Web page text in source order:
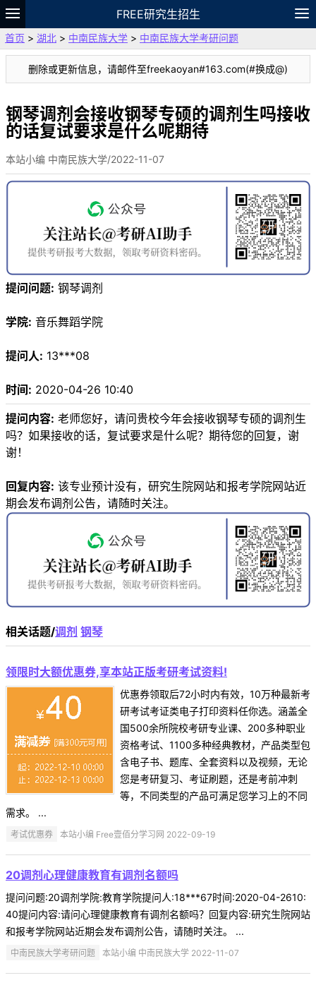
FREE研究生招生
题库
故事 专题 APP 笔记
论坛
VIP
资料
首页 > 湖北 > 中南民族大学 > 中南民族大学考研问题
删除或更新信息，请邮件至freekaoyan#163.com(#换成@)
钢琴调剂会接收钢琴专硕的调剂生吗接收
的话复试要求是什么呢期待
本站小编 中南民族大学/2022-11-07
提问问题: 钢琴调剂
学院: 音乐舞蹈学院
提问人: 13***08
时间: 2020-04-26 10:40
提问内容: 老师您好，请问贵校今年会接收钢琴专硕的调剂生
吗？如果接收的话，复试要求是什么呢？期待您的回复，谢
谢！
回复内容: 该专业预计没有，研究生院网站和报考学院网站近
期会发布调剂公告，请随时关注。
相关话题/调剂 钢琴
领限时大额优惠券,享本站正版考研考试资料!
优惠券领取后72小时内有效，10万种最新考
研考试考证类电子打印资料任你选。涵盖全
国500余所院校考研专业课、200多种职业
资格考试、1100多种经典教材，产品类型包
含电子书、题库、全套资料以及视频，无论
您是考研复习、考证刷题，还是考前冲刺
等，不同类型的产品可满足您学习上的不同
需求。 ...
考试优惠券 本站小编 Free壹佰分学习网 2022-09-19
20调剂心理健康教育有调剂名额吗
提问问题:20调剂学院:教育学院提问人:18***67时间:2020-04-2610:
40提问内容:请问心理健康教育有调剂名额吗？回复内容:研究生院网站
和报考学院网站近期会发布调剂公告，请随时关注。 ...
中南民族大学考研问题 本站小编 中南民族大学 2022-11-07